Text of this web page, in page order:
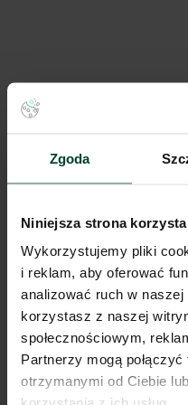
Zgoda
Niniejsza strona
Wykorzystujemy pliki
i reklam, aby oferować
analizować ruch w
korzystasz z naszej
społecznościowym,
Partnerzy mogą
otrzymanymi od Ciebie